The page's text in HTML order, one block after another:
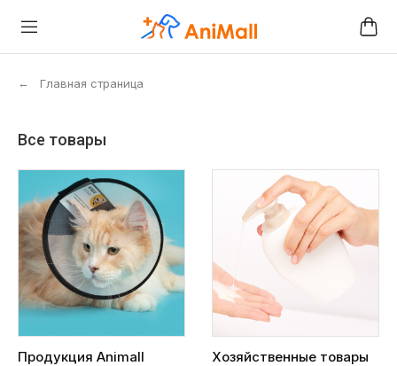
← Главная страница
Все товары
Продукция Animall Хозяйственные товары